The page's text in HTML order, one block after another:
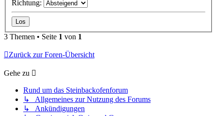
Richtung:
3 Themen • Seite 1 von 1
Zurück zur Foren-Übersicht
Gehe zu
Rund um das Steinbackofenforum
↳ Allgemeines zur Nutzung des Forums
↳ Ankündigungen